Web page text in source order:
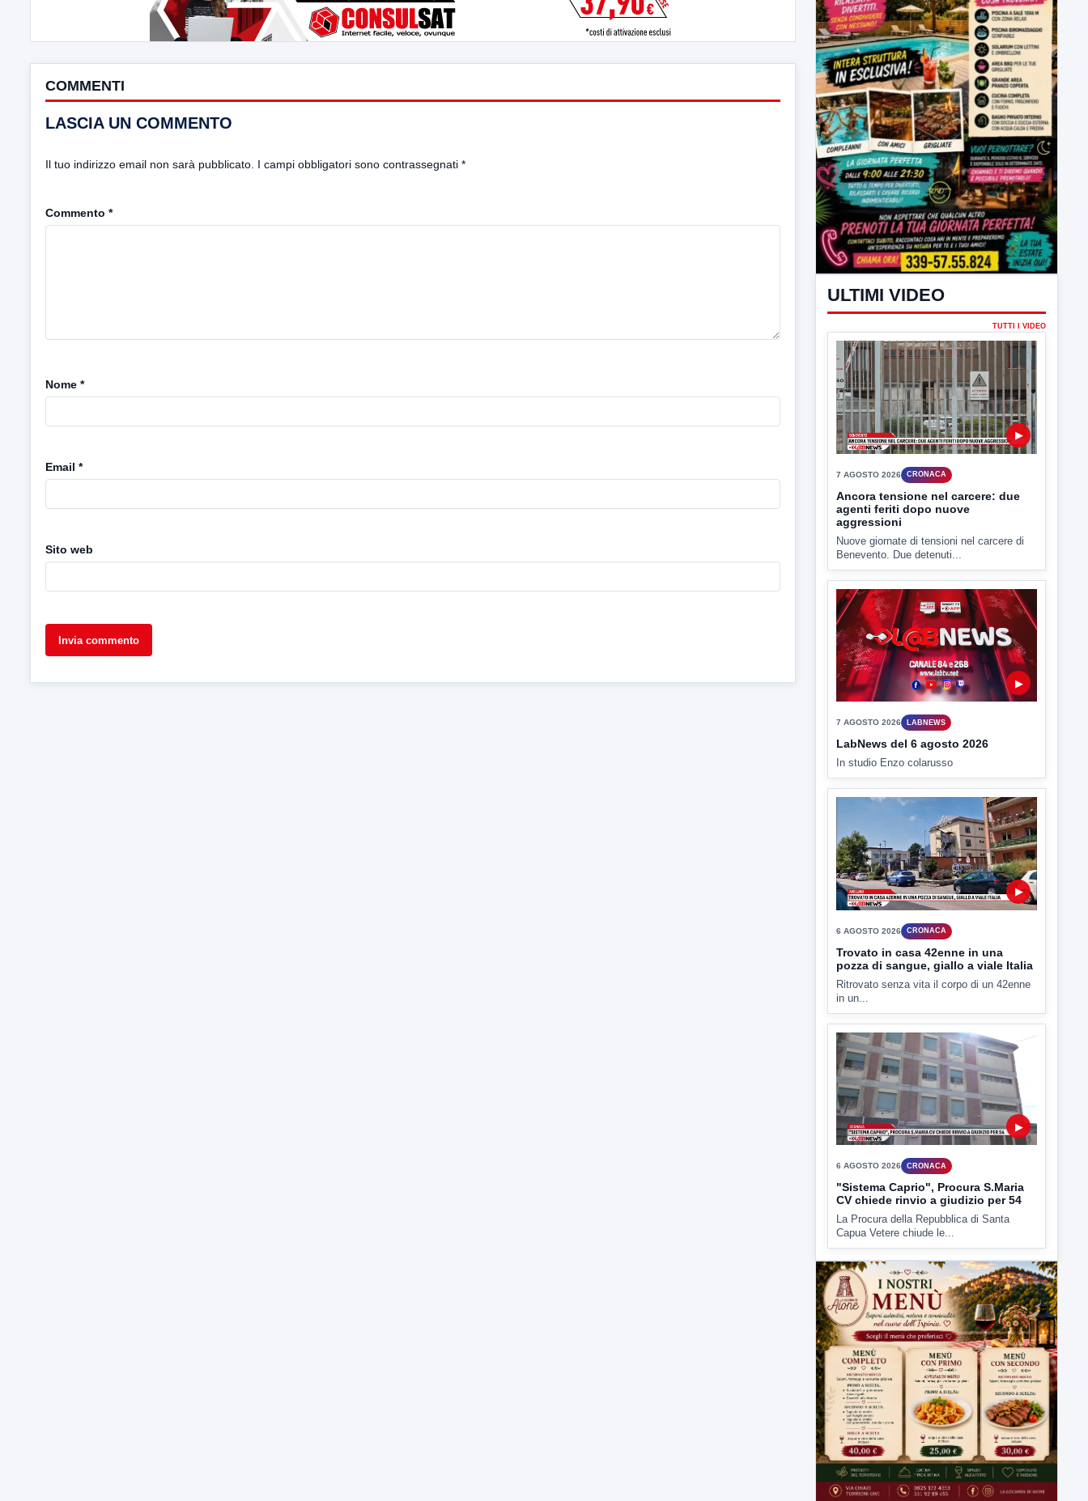
COMMENTI
LASCIA UN COMMENTO
Il tuo indirizzo email non sarà pubblicato. I campi obbligatori sono contrassegnati *
Commento *
Nome *
Email *
Sito web
ULTIMI VIDEO
TUTTI I VIDEO
▶
7 AGOSTO 2026 CRONACA
Ancora tensione nel carcere: due
agenti feriti dopo nuove
aggressioni
Nuove giornate di tensioni nel carcere di
Benevento. Due detenuti...
▶
7 AGOSTO 2026 LABNEWS
LabNews del 6 agosto 2026
In studio Enzo colarusso
▶
6 AGOSTO 2026 CRONACA
Trovato in casa 42enne in una
pozza di sangue, giallo a viale Italia
Ritrovato senza vita il corpo di un 42enne
in un...
▶
6 AGOSTO 2026 CRONACA
"Sistema Caprio", Procura S.Maria
CV chiede rinvio a giudizio per 54
La Procura della Repubblica di Santa
Capua Vetere chiude le...